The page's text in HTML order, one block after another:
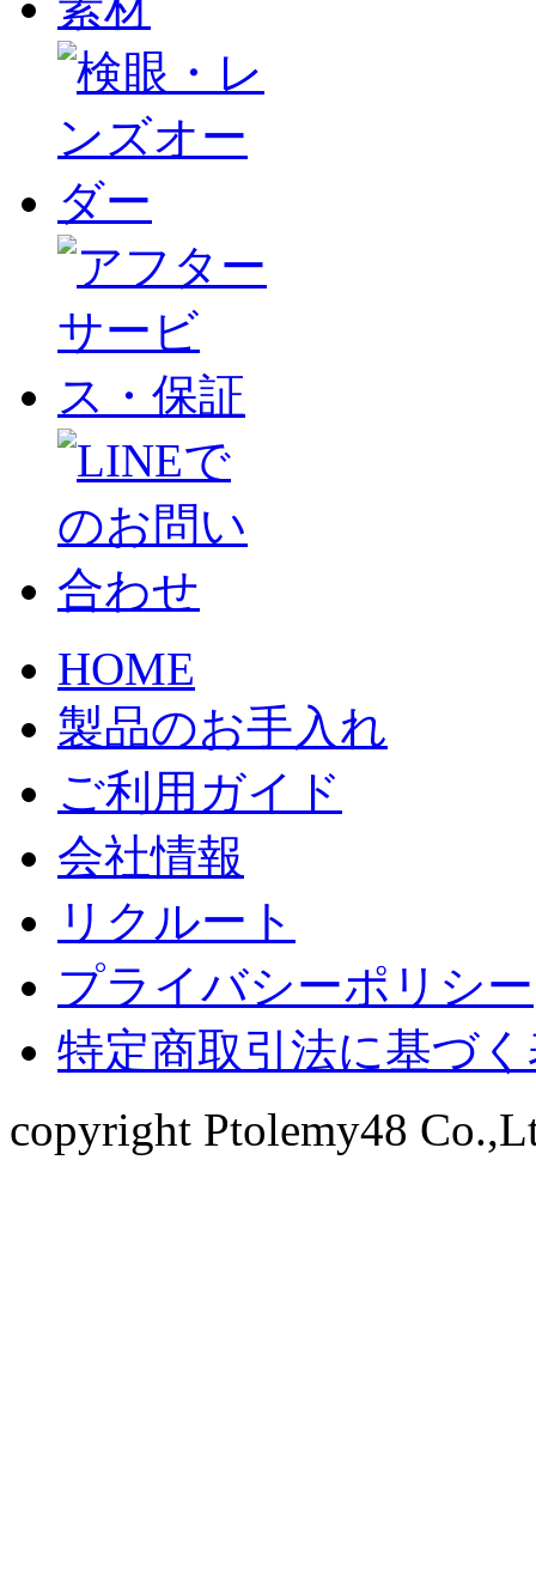
HOME
製品のお手入れ
ご利用ガイド
会社情報
リクルート
プライバシーポリシー
特定商取引法に基づ
copyright Ptolemy48